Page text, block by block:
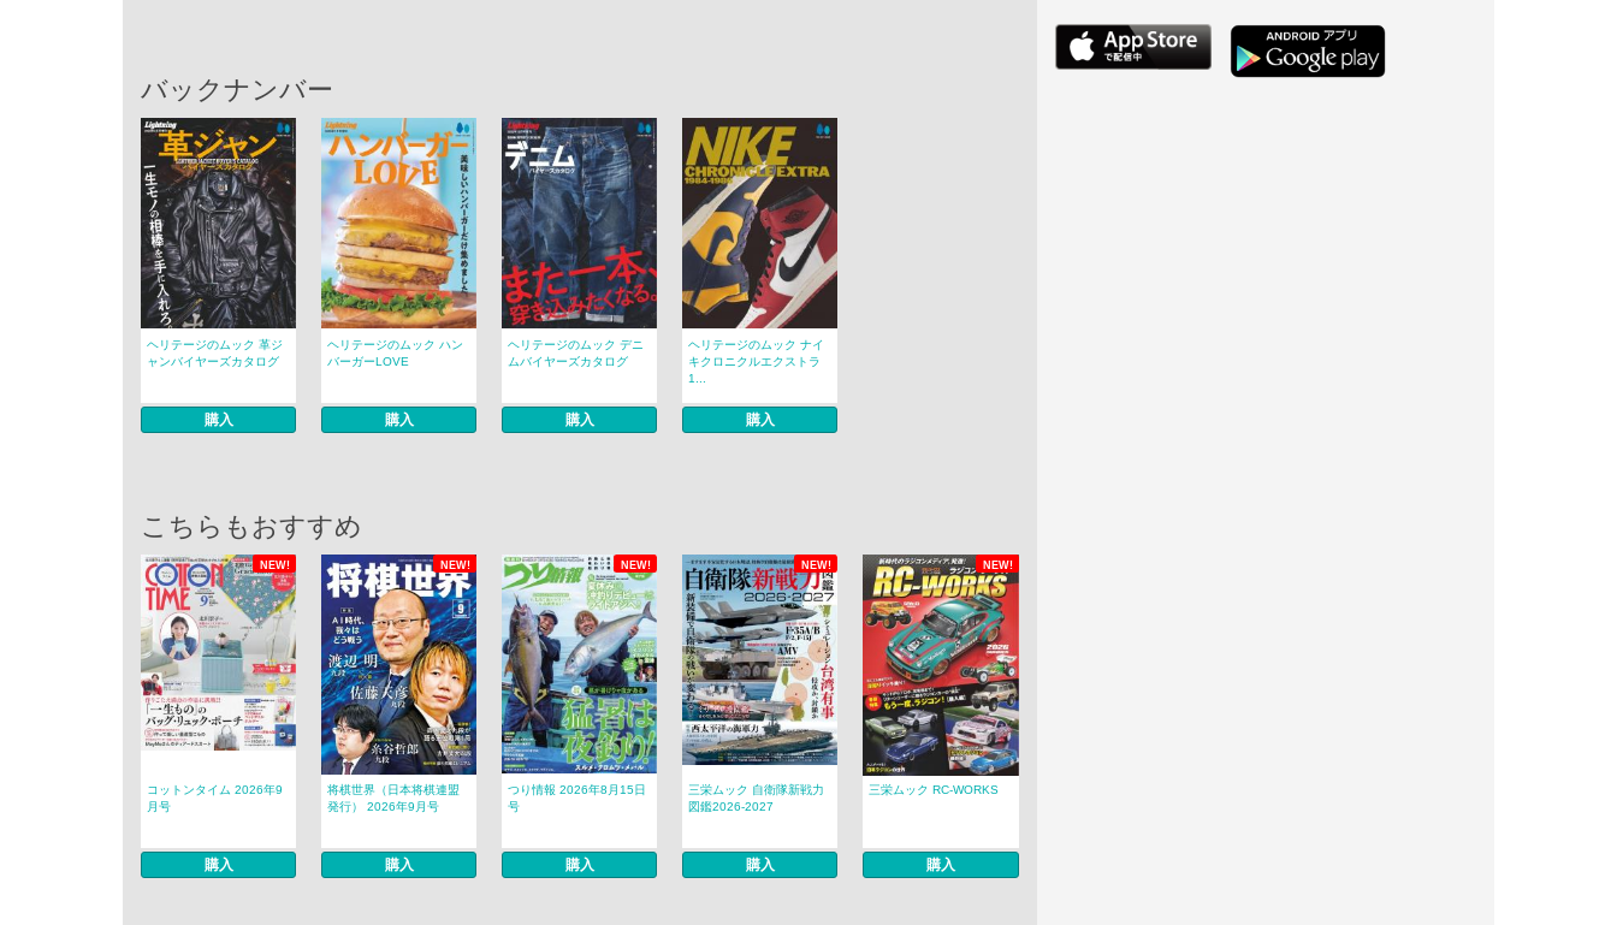
バックナンバー
ヘリテージのムック 革ジ
ャンバイヤーズカタログ
購入
ヘリテージのムック ハン
バーガーLOVE
購入
ヘリテージのムック デニ
ムバイヤーズカタログ
購入
ヘリテージのムック ナイ
キクロニクルエクストラ
1...
購入
こちらもおすすめ
NEW! NEW! NEW! NEW! NEW!
コットンタイム 2026年9
月号
購入
将棋世界（日本将棋連盟
発行） 2026年9月号
購入
つり情報 2026年8月15日
号
購入
三栄ムック 自衛隊新戦力
図鑑2026-2027
購入
三栄ムック RC-WORKS
購入